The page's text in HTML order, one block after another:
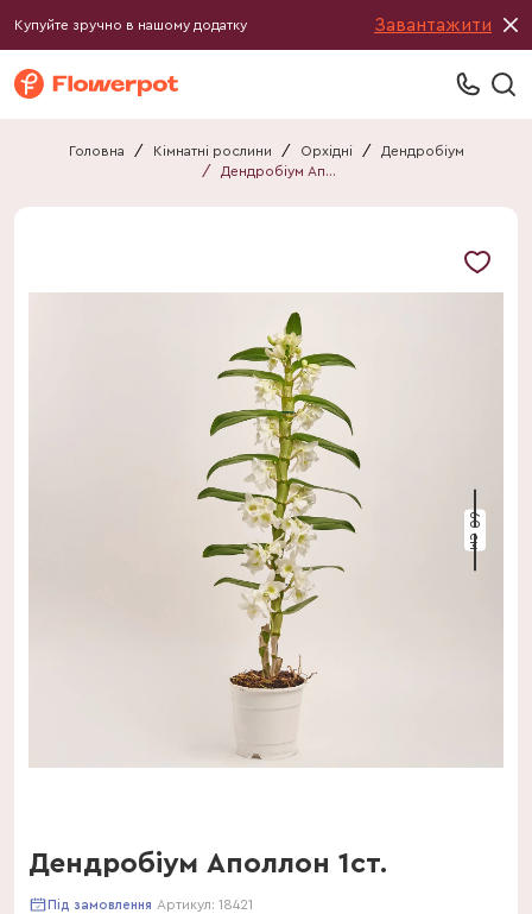
Купуйте зручно в нашому додатку Завантажити
Головна / Кімнатні рослини / Орхідні /
Дендробіум
/
Дендробіум Аполлон 1ст.
60 см
Дендробіум Аполлон 1ст.
Під замовлення Артикул: 18421